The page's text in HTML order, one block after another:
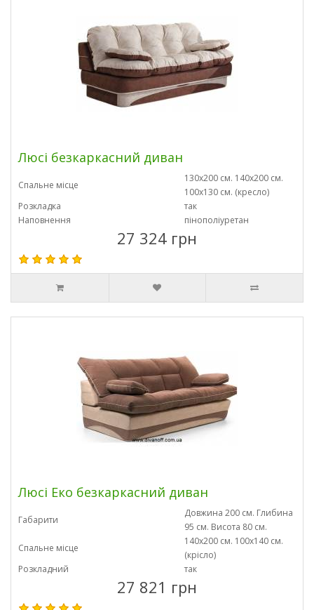
Люсі безкаркасний диван
Спальне місце
130х200 см. 140х200 см.
100х130 см. (кресло)
Розкладка
так
Наповнення
пінополіуретан
27 324 грн
Люсі Еко безкаркасний диван
Габарити
Довжина 200 см. Глибина
95 см. Висота 80 см.
Спальне місце
140х200 см. 100х140 см.
(крісло)
Розкладний
так
27 821 грн